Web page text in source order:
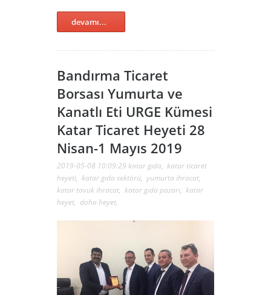
devamı...
Bandırma Ticaret
Borsası Yumurta ve
Kanatlı Eti URGE Kümesi
Katar Ticaret Heyeti 28
Nisan-1 Mayıs 2019
2019-05-08 10:09:29 katar gıda, katar ticaret
heyeti, katar gıda sektörü, yumurta ihracat,
katar tavuk ihracat, katar gıda pazarı, katar
heyet, doha heyet,